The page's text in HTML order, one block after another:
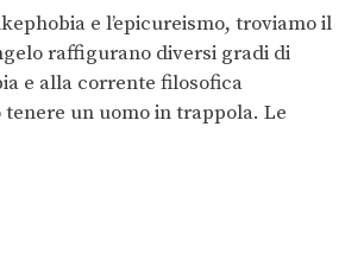
e l’epicureismo, troviamo il
raffigurano diversi gradi di
e alla corrente filosofica
un uomo in trappola. Le